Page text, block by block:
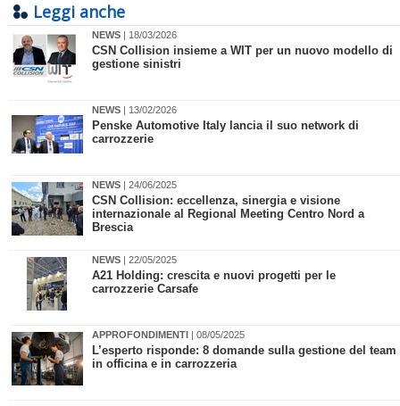
Leggi anche
NEWS | 18/03/2026
CSN Collision insieme a WIT per un nuovo modello di
gestione sinistri
NEWS | 13/02/2026
Penske Automotive Italy lancia il suo network di
carrozzerie
NEWS | 24/06/2025
CSN Collision: eccellenza, sinergia e visione
internazionale al Regional Meeting Centro Nord a
Brescia
NEWS | 22/05/2025
A21 Holding: crescita e nuovi progetti per le
carrozzerie Carsafe
APPROFONDIMENTI | 08/05/2025
L’esperto risponde: 8 domande sulla gestione del team
in officina e in carrozzeria